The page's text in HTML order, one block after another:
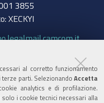
al corretto funzionamento
terze parti. Selezionando Accetta
analytics e di profilazione.
i cookie tecnici necessari alla
3855
XECKYI